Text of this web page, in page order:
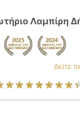
Λαμπίρη
Δείτε